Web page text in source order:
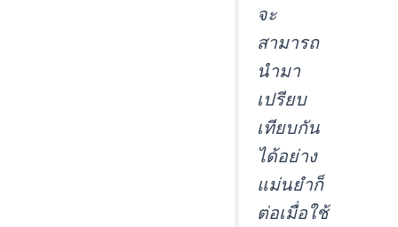
จะ
สามารถ
นำมา
เปรียบ
เทียบกัน
ได้อย่าง
แม่นยำก็
ต่อเมื่อใช้